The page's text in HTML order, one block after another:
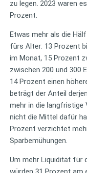
zu legen. 2023 waren
Prozent.
Etwas mehr als die
fürs Alter: 13 Prozent
im Monat, 15 Prozent
zwischen 200 und 300
14 Prozent einen
beträgt der Anteil
mehr in die langfristige
nicht die Mittel dafür
Prozent verzichtet
Sparbemühungen.
Um mehr Liquidität für